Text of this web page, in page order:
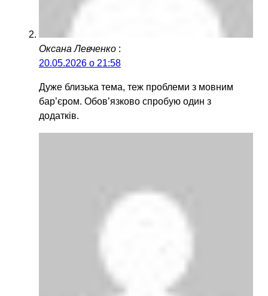
Оксана Левченко :
20.05.2026 о 21:58
Дуже близька тема, теж проблеми з мовним
бар’єром. Обов’язково спробую один з
додатків.